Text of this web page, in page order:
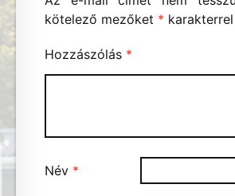
kötelező mezőket *
Hozzászólás *
Név *